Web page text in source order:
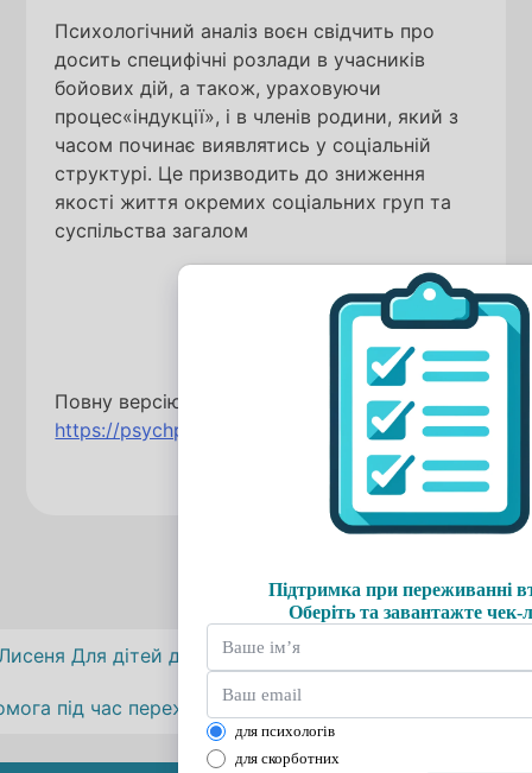
Психологічний аналіз воєн свідчить про
досить специфічні розлади в учасників
бойових дій, а також, ураховуючи
процес«індукції», і в членів родини, який з
часом починає виявлятись у соціальній
структурі. Це призводить до зниження
якості життя окремих соціальних груп та
суспільства загалом
Повну версію статті читайте за посиланням:
https://psychped.naiau.kiev.ua/index.php/
Навігація
записів
Для дітей дошкільного віку, які переживають
під час переживання втрати – чи можемо ми